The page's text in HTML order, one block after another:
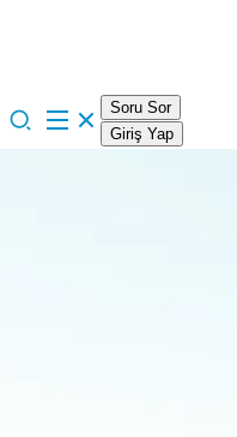
Soru Sor
Giriş Yap